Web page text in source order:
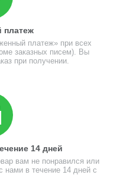
платеж
платеж» при всех
заказных писем). Вы
при получении.
14 дней
вам не понравился или
нами в течение 14 дней с